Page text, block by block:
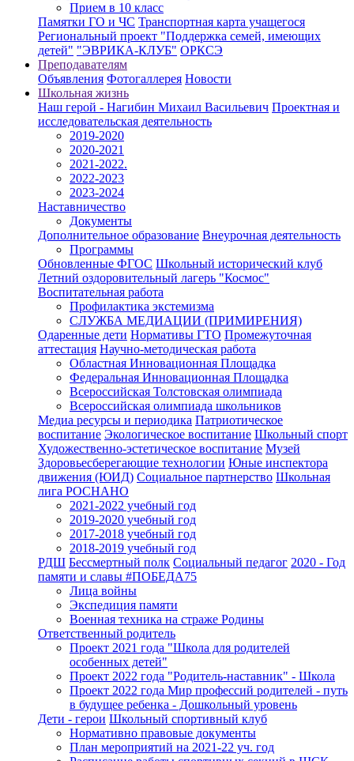
Прием в 10 класс
Памятки ГО и ЧС Транспортная карта учащегося
Региональный проект "Поддержка семей, имеющих
детей" "ЭВРИКА-КЛУБ" ОРКСЭ
Преподавателям
Объявления Фотогаллерея Новости
Школьная жизнь
Наш герой - Нагибин Михаил Васильевич Проектная и
исследовательская деятельность
2019-2020
2020-2021
2021-2022.
2022-2023
2023-2024
Наставничество
Документы
Дополнительное образование Внеурочная деятельность
Программы
Обновленные ФГОС Школьный исторический клуб
Летний оздоровительный лагерь "Космос"
Воспитательная работа
Профилактика экстемизма
СЛУЖБА МЕДИАЦИИ (ПРИМИРЕНИЯ)
Одаренные дети Нормативы ГТО Промежуточная
аттестация Научно-методическая работа
Областная Инновационная Площадка
Федеральная Инновационная Площадка
Всероссийская Толстовская олимпиада
Всероссийская олимпиада школьников
Медиа ресурсы и периодика Патриотическое
воспитание Экологическое воспитание Школьный спорт
Художественно-эстетическое воспитание Музей
Здоровьесберегающие технологии Юные инспектора
движения (ЮИД) Социальное партнерство Школьная
лига РОСНАНО
2021-2022 учебный год
2019-2020 учебный год
2017-2018 учебный год
2018-2019 учебный год
РДШ Бессмертный полк Социальный педагог 2020 - Год
памяти и славы #ПОБЕДА75
Лица войны
Экспедиция памяти
Военная техника на страже Родины
Ответственный родитель
Проект 2021 года "Школа для родителей
особенных детей"
Проект 2022 года "Родитель-наставник" - Школа
Проект 2022 года Мир профессий родителей - путь
в будущее ребенка - Дошкольный уровень
Дети - герои Школьный спортивный клуб
Нормативно правовые документы
План мероприятий на 2021-22 уч. год